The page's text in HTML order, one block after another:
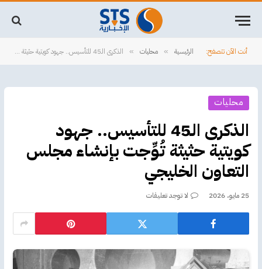
أنت الآن تتصفح: الرئيسية » محليات » الذكرى الـ45 للتأسيس.. جهود كويتية حثيثة تُوِّجت بإنشاء مجلس التعاون الخليجي
محليات
الذكرى الـ45 للتأسيس.. جهود
كويتية حثيثة تُوِّجت بإنشاء مجلس
التعاون الخليجي
25 مايو، 2026 لا توجد تعليقات